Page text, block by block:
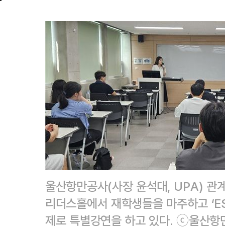
울산항만공사(사장 윤석대, UPA) 관
리더스홀에서 재학생들을 마주하고
제로 특별강연을 하고 있다. ⓒ울산항